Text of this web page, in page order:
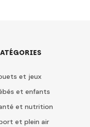
et jeux
et enfants
et nutrition
et plein air